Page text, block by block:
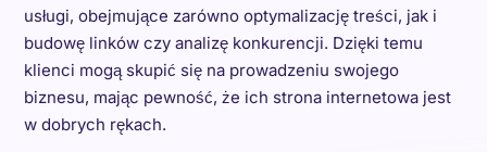
usługi, obejmujące zarówno optymalizację treści, jak i
budowę linków czy analizę konkurencji. Dzięki temu
klienci mogą skupić się na prowadzeniu swojego
biznesu, mając pewność, że ich strona internetowa jest
w dobrych rękach.